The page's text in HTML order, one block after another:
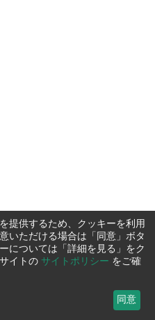
提供するため、クッキーを利用
いただける場合は「同意」ボタ
については「詳細を見る」をク
イトの サイトポリシー をご確
同意